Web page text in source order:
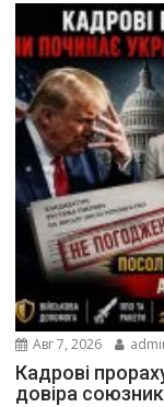
Авг 7, 2026
Кадрові
довіра